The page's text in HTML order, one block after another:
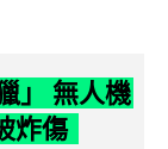
」 無人機
炸傷